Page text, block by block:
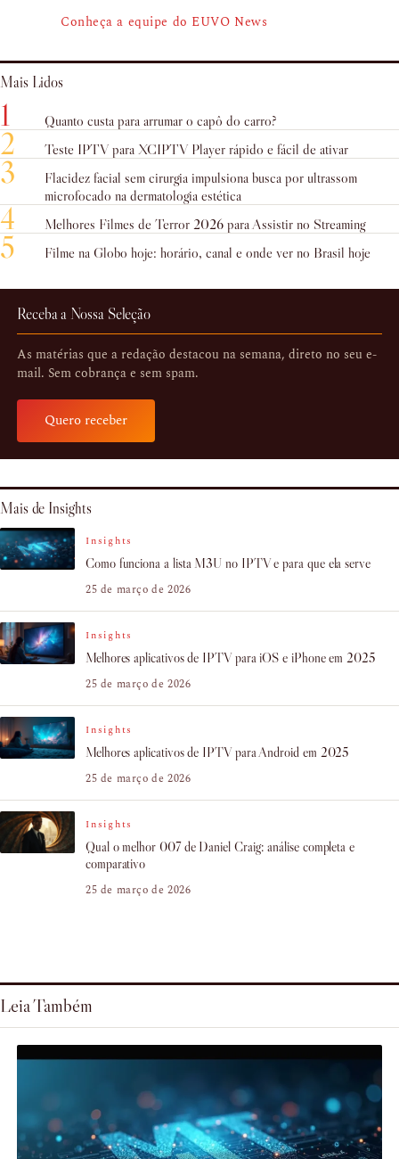
Conheça a equipe do EUVO News
Mais Lidos
1 Quanto custa para arrumar o capô do carro?
2 Teste IPTV para XCIPTV Player rápido e fácil de ativar
3
Flacidez facial sem cirurgia impulsiona busca por ultrassom
microfocado na dermatologia estética
4 Melhores Filmes de Terror 2026 para Assistir no Streaming
5 Filme na Globo hoje: horário, canal e onde ver no Brasil hoje
Receba a Nossa Seleção
As matérias que a redação destacou na semana, direto no seu e-
mail. Sem cobrança e sem spam.
Quero receber
Mais de Insights
Insights
Como funciona a lista M3U no IPTV e para que ela serve
25 de março de 2026
Insights
Melhores aplicativos de IPTV para iOS e iPhone em 2025
25 de março de 2026
Insights
Melhores aplicativos de IPTV para Android em 2025
25 de março de 2026
Insights
Qual o melhor 007 de Daniel Craig: análise completa e
comparativo
25 de março de 2026
Leia Também